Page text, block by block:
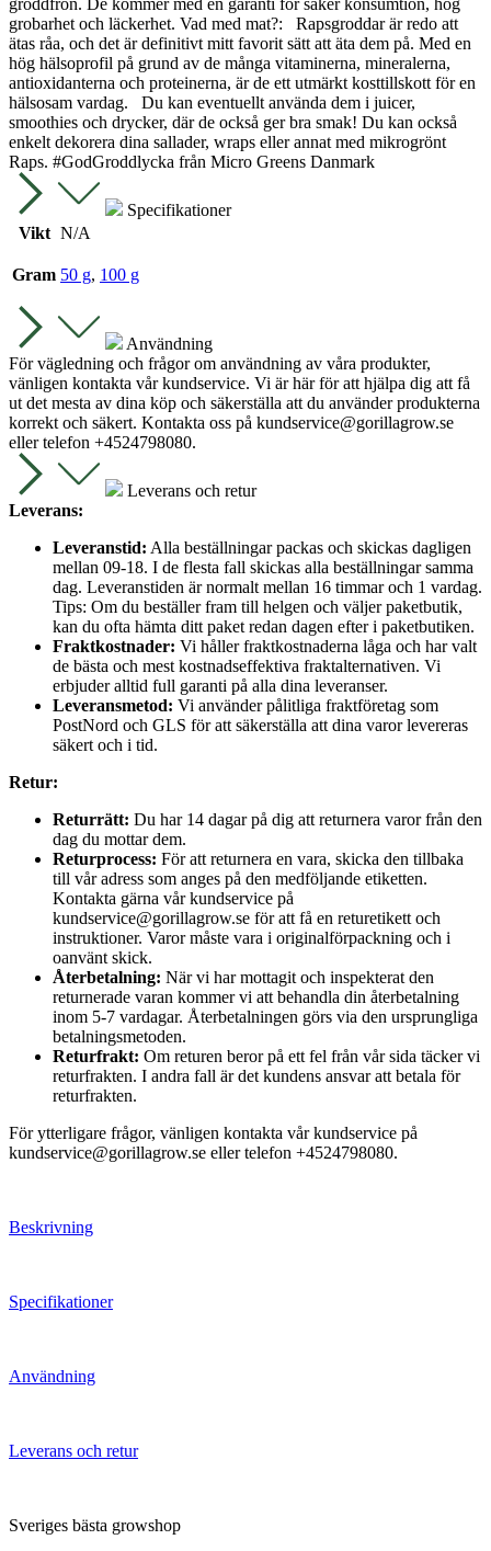
grobarhet och läckerhet. Vad med mat?: Rapsgroddar är redo att
ätas råa, och det är definitivt mitt favorit sätt att äta dem på. Med en
hög hälsoprofil på grund av de många vitaminerna, mineralerna,
antioxidanterna och proteinerna, är de ett utmärkt kosttillskott för en
hälsosam vardag. Du kan eventuellt använda dem i juicer,
smoothies och drycker, där de också ger bra smak! Du kan också
enkelt dekorera dina sallader, wraps eller annat med mikrogrönt
Raps. #GodGroddlycka från Micro Greens Danmark
Specifikationer
Vikt N/A
Gram 50 g, 100 g
Användning
För vägledning och frågor om användning av våra produkter,
vänligen kontakta vår kundservice. Vi är här för att hjälpa dig att få
ut det mesta av dina köp och säkerställa att du använder produkterna
korrekt och säkert. Kontakta oss på kundservice@gorillagrow.se
eller telefon +4524798080.
Leverans och retur
Leverans:
Leveranstid: Alla beställningar packas och skickas dagligen
mellan 09-18. I de flesta fall skickas alla beställningar samma
dag. Leveranstiden är normalt mellan 16 timmar och 1 vardag.
Tips: Om du beställer fram till helgen och väljer paketbutik,
kan du ofta hämta ditt paket redan dagen efter i paketbutiken.
Fraktkostnader: Vi håller fraktkostnaderna låga och har valt
de bästa och mest kostnadseffektiva fraktalternativen. Vi
erbjuder alltid full garanti på alla dina leveranser.
Leveransmetod: Vi använder pålitliga fraktföretag som
PostNord och GLS för att säkerställa att dina varor levereras
säkert och i tid.
Retur:
Returrätt: Du har 14 dagar på dig att returnera varor från den
dag du mottar dem.
Returprocess: För att returnera en vara, skicka den tillbaka
till vår adress som anges på den medföljande etiketten.
Kontakta gärna vår kundservice på
kundservice@gorillagrow.se för att få en returetikett och
instruktioner. Varor måste vara i originalförpackning och i
oanvänt skick.
Återbetalning: När vi har mottagit och inspekterat den
returnerade varan kommer vi att behandla din återbetalning
inom 5-7 vardagar. Återbetalningen görs via den ursprungliga
betalningsmetoden.
Returfrakt: Om returen beror på ett fel från vår sida täcker vi
returfrakten. I andra fall är det kundens ansvar att betala för
returfrakten.
För ytterligare frågor, vänligen kontakta vår kundservice på
kundservice@gorillagrow.se eller telefon +4524798080.
Beskrivning
Specifikationer
Användning
Leverans och retur
Sveriges bästa growshop